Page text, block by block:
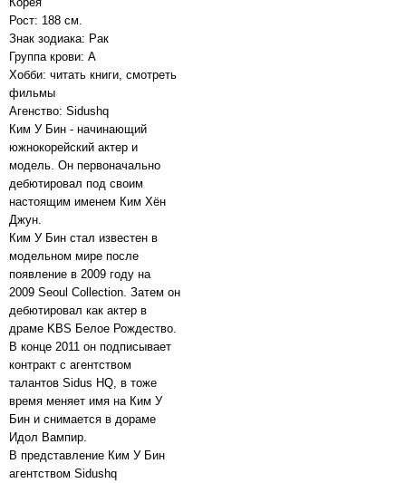
Рост: 188 см.
Знак зодиака: Рак
Группа крови: А
Хобби: читать книги, смотреть
фильмы
Агенство: Sidushq
Ким У Бин - начинающий
южнокорейский актер и
модель. Он первоначально
дебютировал под своим
настоящим именем Ким Хён
Джун.
Ким У Бин стал известен в
модельном мире после
появление в 2009 году на
2009 Seoul Collection. Затем он
дебютировал как актер в
драме KBS Белое Рождество.
В конце 2011 он подписывает
контракт с агентством
талантов Sidus HQ, в тоже
время меняет имя на Ким У
Бин и снимается в дораме
Идол Вампир.
В представление Ким У Бин
агентством Sidushq